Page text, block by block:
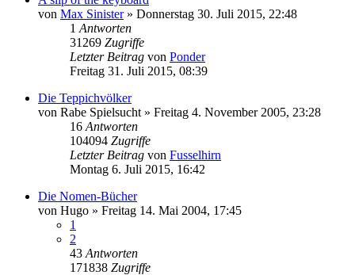
von Max Sinister» Donnerstag 30. Juli 2015, 22:48
1 Antworten
31269 Zugriffe
Letzter Beitrag von Ponder
Freitag 31. Juli 2015, 08:39
Die Teppichvölker
von Rabe Spielsucht » Freitag 4. November 2005, 23:28
16 Antworten
104094 Zugriffe
Letzter Beitrag von Fusselhirn
Montag 6. Juli 2015, 16:42
Die Nomen-Bücher
von Hugo » Freitag 14. Mai 2004, 17:45
1
2
43 Antworten
171838 Zugriffe